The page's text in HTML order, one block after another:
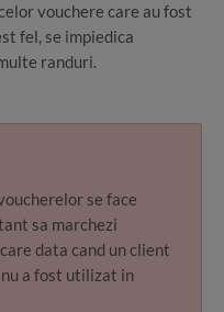
vouchere care au fost
fel, se impiedica
randuri.
se face
sa marchezi
data cand un client
a fost utilizat in